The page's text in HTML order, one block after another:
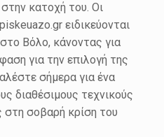
κατοχή του. Οι
ειδικεύονται
Βόλο, κάνοντας για
για την επιλογή της
σήμερα για ένα
διαθέσιμους τεχνικούς
σοβαρή κρίση του